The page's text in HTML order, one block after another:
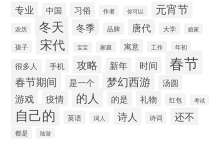
专业 中国 习俗 作者 你可以 元宵节
农历 冬天 冬季 品牌 唐代 大学 娘家
孩子 宋代 宝宝 家庭 寓意 工作 年初
很多人 手机 攻略 新年 时间 春节
春节期间 是一个 梦幻西游 汤圆
游戏 疫情 的人 的是 礼物 红包 考试
自己的 英语 词人 诗人 诗词 还不
都是 陆游